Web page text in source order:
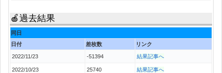
🍎過去結果
同日
日付
差枚数 リンク
2022/11/23 -51394 結果記事へ
2022/10/23 25740 結果記事へ